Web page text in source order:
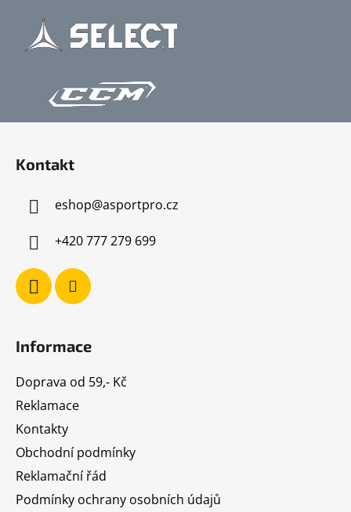
Kontakt
eshop@asportpro.cz
+420 777 279 699
Informace
Doprava od 59,- Kč
Reklamace
Kontakty
Obchodní podmínky
Reklamační řád
Podmínky ochrany osobních údajů